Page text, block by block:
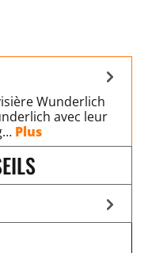
Wunderlich
avec leur
Plus